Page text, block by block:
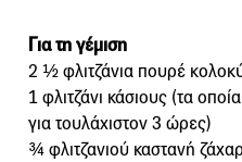
Για τη γέμιση
2 ½ φλιτζάνια πουρέ
1 φλιτζάνι κάσιους (τα
για τουλάχιστον 3 ώρες)
¾ φλιτζανιού καστανή